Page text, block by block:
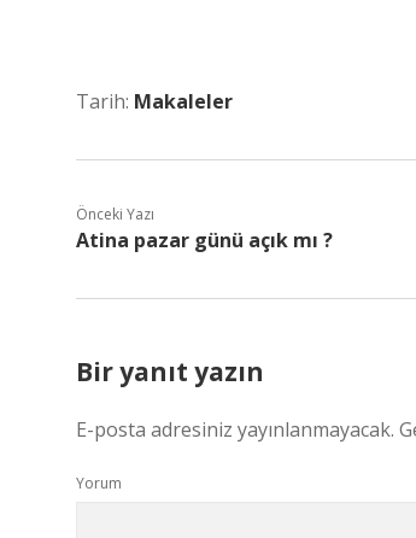
Tarih: Makaleler
Önceki Yazı
Atina pazar günü açık mı ?
Bir yanıt yazın
E-posta adresiniz yayınlanmayacak.
Yorum